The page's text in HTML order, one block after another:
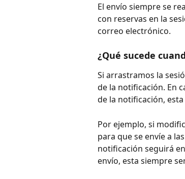
El envío siempre se
con reservas en la
correo electrónico.
¿Qué sucede
Si arrastramos la
de la notificación. En
de la notificación,
Por ejemplo, si
para que se envíe a
notificación seguirá
envío, esta siempre